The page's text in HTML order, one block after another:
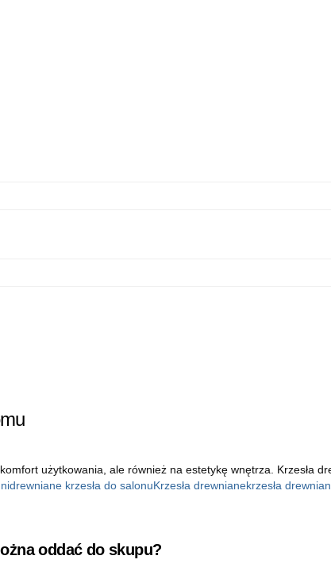
użytkowania, ale również na estetykę wnętrza. Krzesła
drewniane krzesła do salonuKrzesła drewnianekrzesła
oddać do skupu?